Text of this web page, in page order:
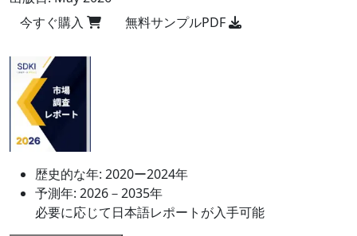
今すぐ購入
無料サンプルPDF
歴史的な年: 2020ー2024年
予測年: 2026－2035年
必要に応じて日本語レポートが入手可能